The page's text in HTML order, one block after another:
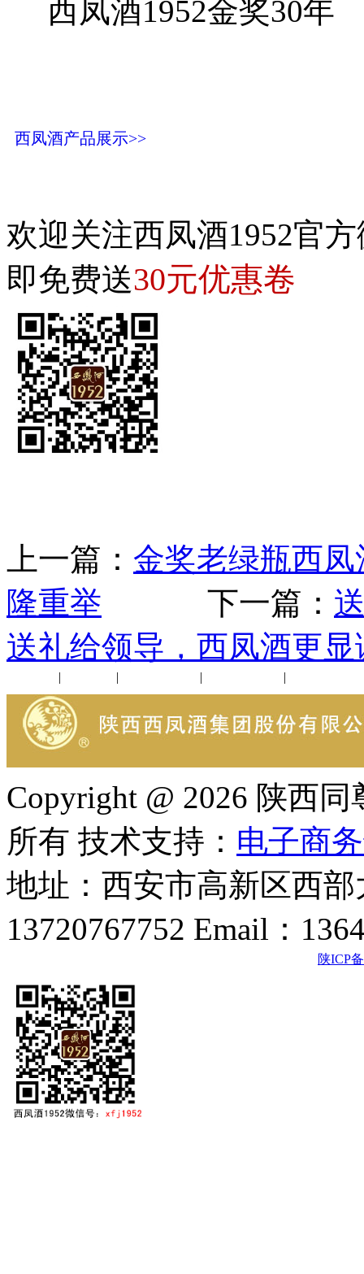
西凤酒1952金奖30年
西凤酒产品展示>>
欢迎关注西凤酒1952官
即免费送30元优惠卷
上一篇： 金奖老绿瓶西
隆重举 下一篇：
送礼给领导，西凤酒更显
| | | |
Copyright @ 2026 陕西
所有 技术支持： 电子商
地址：西安市高新区西
13720767752 Email：
陕ICP